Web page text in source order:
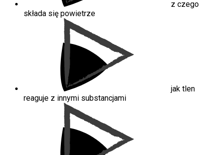
z czego
składa się powietrze
jak tlen
reaguje z innymi substancjami